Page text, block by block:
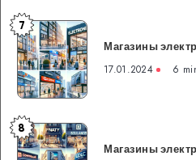
Магазины
электроники
в
Чехии
7
Магазины
17.01.2024 6
Магазины
электроники
8
Магазины